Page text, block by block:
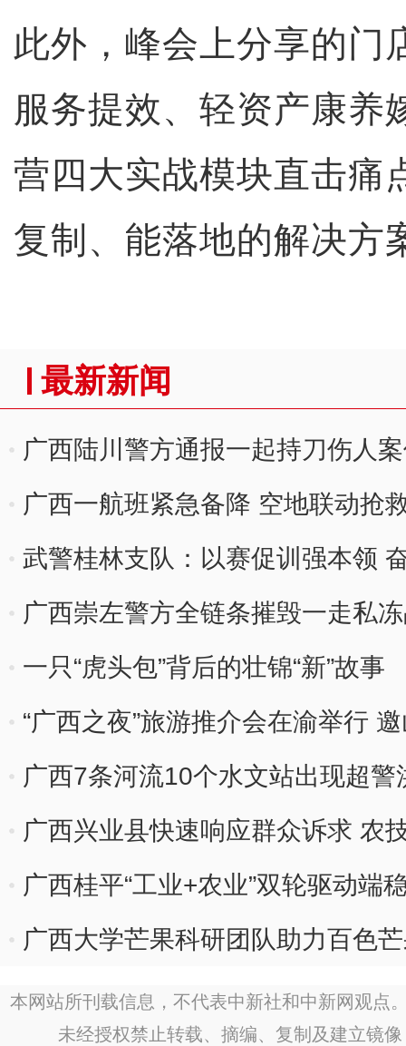
此外，峰会上分享的门
服务提效、轻资产康养
营四大实战模块直击痛
复制、能落地的解决方
最新新闻
广西陆川警方通报一起持刀伤人
获
广西一航班紧急备降 空地联动抢
武警桂林支队：以赛促训强本领
广西崇左警方全链条摧毁一走私
一只“虎头包”背后的壮锦“新”故事
“广西之夜”旅游推介会在渝举行
广西7条河流10个水文站出现超警
广西兴业县快速响应群众诉求 农
广西桂平“工业+农业”双轮驱动端
广西大学芒果科研团队助力百色
本网站所刊载信息，不代表中新社和中新网观点
未经授权禁止转载、摘编、复制及建立镜